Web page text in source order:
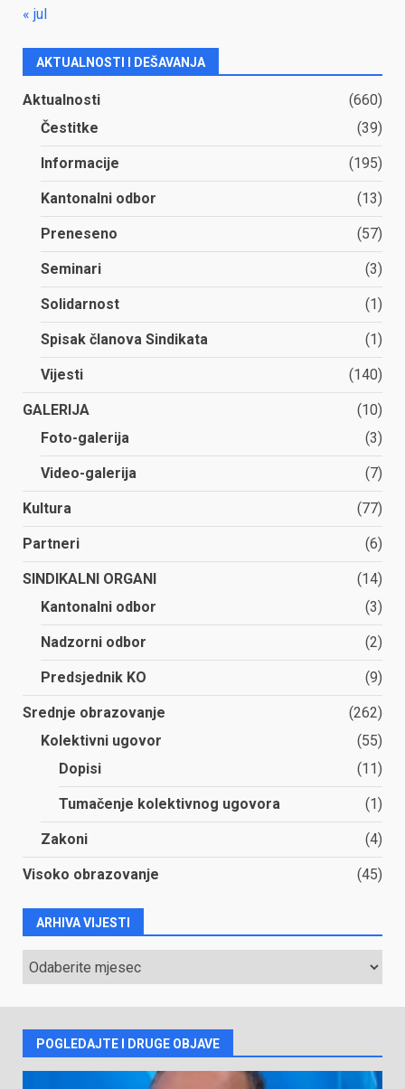
« jul
AKTUALNOSTI I DEŠAVANJA
Aktualnosti
(660)
Čestitke
(39)
Informacije (195)
Kantonalni odbor (13)
Preneseno (57)
Seminari (3)
Solidarnost (1)
Spisak članova Sindikata (1)
Vijesti (140)
GALERIJA
(10)
Foto-galerija
(3)
Video-galerija (7)
Kultura (77)
Partneri (6)
SINDIKALNI ORGANI
(14)
Kantonalni odbor
(3)
Nadzorni odbor (2)
Predsjednik KO (9)
Srednje obrazovanje
(262)
Kolektivni ugovor
(55)
Dopisi
(11)
Tumačenje kolektivnog ugovora (1)
Zakoni (4)
Visoko obrazovanje (45)
ARHIVA VIJESTI
ARHIVA
VIJESTI
POGLEDAJTE I DRUGE OBJAVE